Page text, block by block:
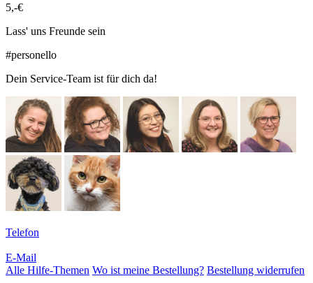
5,-€
Lass' uns Freunde sein
#personello
Dein Service-Team ist für dich da!
Telefon
E-Mail
Alle Hilfe-Themen Wo ist meine Bestellung? Bestellung widerrufen